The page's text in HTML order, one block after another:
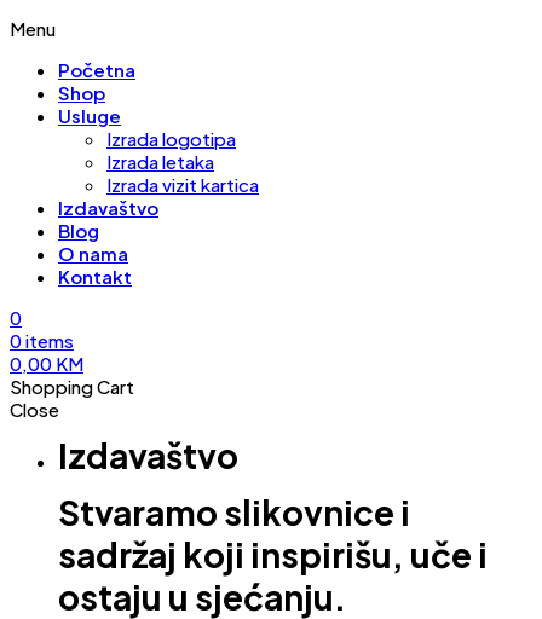
Menu
Početna
Shop
Usluge
Izrada logotipa
Izrada letaka
Izrada vizit kartica
Izdavaštvo
Blog
O nama
Kontakt
0
0items
0,00 KM
Shopping Cart
Close
Izdavaštvo
Stvaramo slikovnice i
sadržaj koji inspirišu, uče i
ostaju u sjećanju.